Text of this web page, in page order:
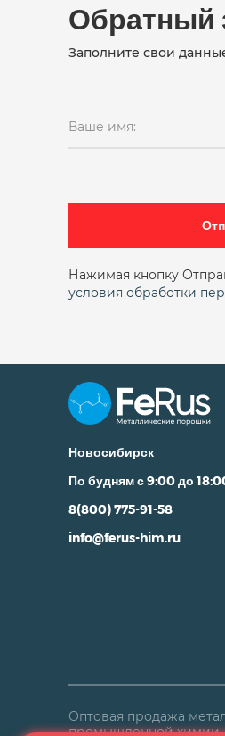
Обратный
Заполните свои
Ваше имя:
Нажимая кнопку
условия обработки
Новосибирск
По будням с 9:00 до
8(800) 775-91-58
info@ferus-him.ru
Оптовая продажа
промышленной химии